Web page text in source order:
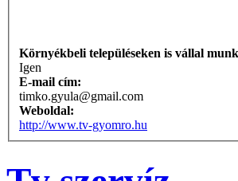
Környékbeli településeken is vállal
Igen
E-mail cím:
timko.gyula@gmail.com
Weboldal:
http://www.tv-gyomro.hu